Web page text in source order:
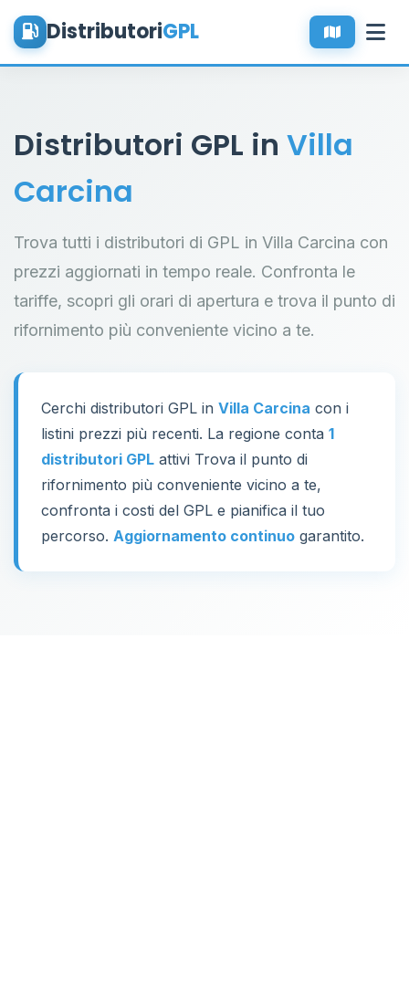
DistributoriGPL
Distributori GPL in Villa
Carcina
Trova tutti i distributori di GPL in Villa Carcina con
prezzi aggiornati in tempo reale. Confronta le
tariffe, scopri gli orari di apertura e trova il punto di
rifornimento più conveniente vicino a te.
Cerchi distributori GPL in Villa Carcina con i
listini prezzi più recenti. La regione conta 1
distributori GPL attivi Trova il punto di
rifornimento più conveniente vicino a te,
confronta i costi del GPL e pianifica il tuo
percorso. Aggiornamento continuo garantito.